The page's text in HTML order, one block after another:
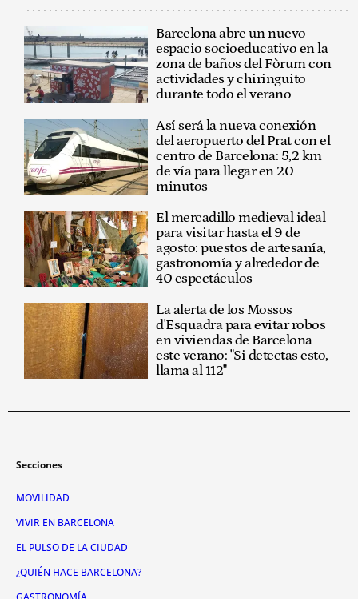
Barcelona abre un nuevo
espacio socioeducativo en la
zona de baños del Fòrum con
actividades y chiringuito
durante todo el verano
Así será la nueva conexión
del aeropuerto del Prat con el
centro de Barcelona: 5,2 km
de vía para llegar en 20
minutos
El mercadillo medieval ideal
para visitar hasta el 9 de
agosto: puestos de artesanía,
gastronomía y alrededor de
40 espectáculos
La alerta de los Mossos
d'Esquadra para evitar robos
en viviendas de Barcelona
este verano: "Si detectas esto,
llama al 112"
Secciones
MOVILIDAD
VIVIR EN BARCELONA
EL PULSO DE LA CIUDAD
¿QUIÉN HACE BARCELONA?